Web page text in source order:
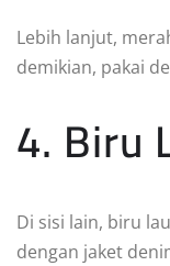
Lebih lanjut,
demikian, pakai
4. Biru
Di sisi lain, biru
dengan jaket